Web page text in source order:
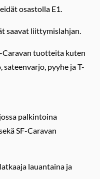
osastolla E1.
saavat liittymislahjan.
Caravan tuotteita kuten
pyyhe ja T-
palkintoina
SF-Caravan
lauantaina ja